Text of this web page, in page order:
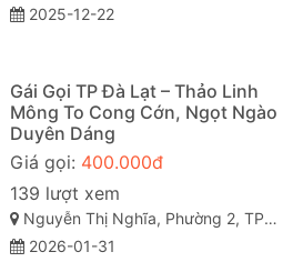
2025-12-22
Gái Gọi TP Đà Lạt – Thảo Linh
Mông To Cong Cớn, Ngọt Ngào
Duyên Dáng
Giá gọi: 400.000đ
139 lượt xem
Nguyễn Thị Nghĩa, Phường 2, TP Đà Lạt, Lâm Đồng
2026-01-31